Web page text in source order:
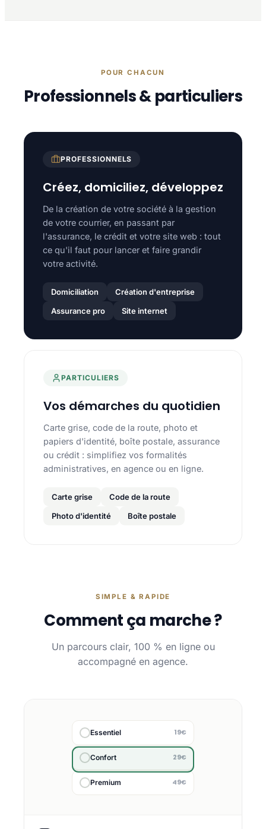
POUR CHACUN
Professionnels & particuliers
PROFESSIONNELS
Créez, domiciliez, développez
De la création de votre société à la gestion
de votre courrier, en passant par
l'assurance, le crédit et votre site web : tout
ce qu'il faut pour lancer et faire grandir
votre activité.
Domiciliation
Création d'entreprise
Assurance pro
Site internet
PARTICULIERS
Vos démarches du quotidien
Carte grise, code de la route, photo et
papiers d'identité, boîte postale, assurance
ou crédit : simplifiez vos formalités
administratives, en agence ou en ligne.
Carte grise
Code de la route
Photo d'identité
Boîte postale
SIMPLE & RAPIDE
Comment ça marche ?
Un parcours clair, 100 % en ligne ou
accompagné en agence.
Essentiel 19€
Confort 29€
Premium 49€